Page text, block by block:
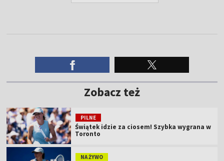
Zobacz też
PILNE
Świątek idzie za ciosem! Szybka wygrana w
Toronto
NA ŻYWO